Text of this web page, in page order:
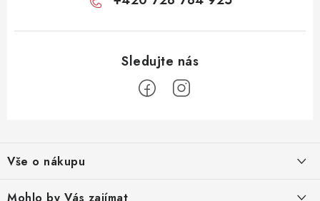
p
a
Vše o nákupu
Obchodní podmínky
Mohlo by Vás zajímat